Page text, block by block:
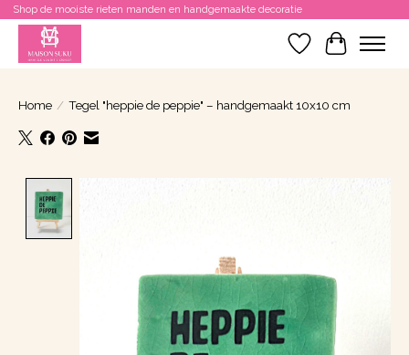
Shop de mooiste rieten manden en handgemaakte decoratie
Verlanglijst
Home / Tegel "heppie de peppie" – handgemaakt 10x10 cm
Product image slideshow Items